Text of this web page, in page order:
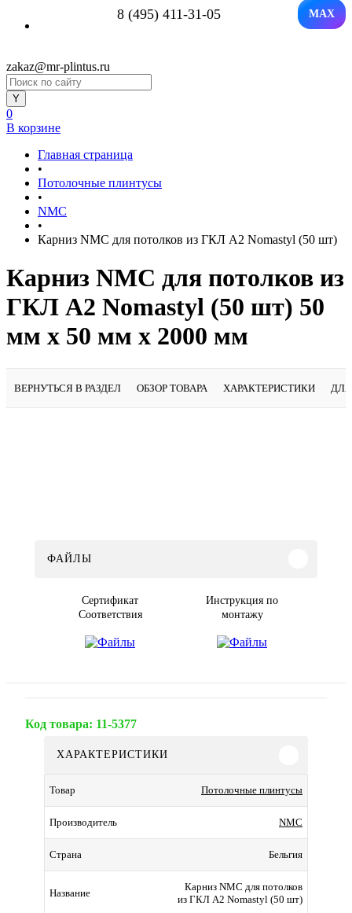
8 (495) 411-31-05 MAX
zakaz@mr-plintus.ru
0
В корзине
Главная страница
•
Потолочные плинтусы
•
NMC
•
Карниз NMC для потолков из ГКЛ A2 Nomastyl (50 шт)
Карниз NMC для потолков из
ГКЛ A2 Nomastyl (50 шт) 50
мм х 50 мм х 2000 мм
ВЕРНУТЬСЯ В РАЗДЕЛ ОБЗОР ТОВАРА ХАРАКТЕРИСТИКИ
ФАЙЛЫ
Сертификат
Соответствия
Инструкция по
монтажу
Код товара: 11-5377
ХАРАКТЕРИСТИКИ
Товар Потолочные плинтусы
Производитель NMC
Страна Бельгия
Название
Карниз NMC для потолков
из ГКЛ A2 Nomastyl (50 шт)